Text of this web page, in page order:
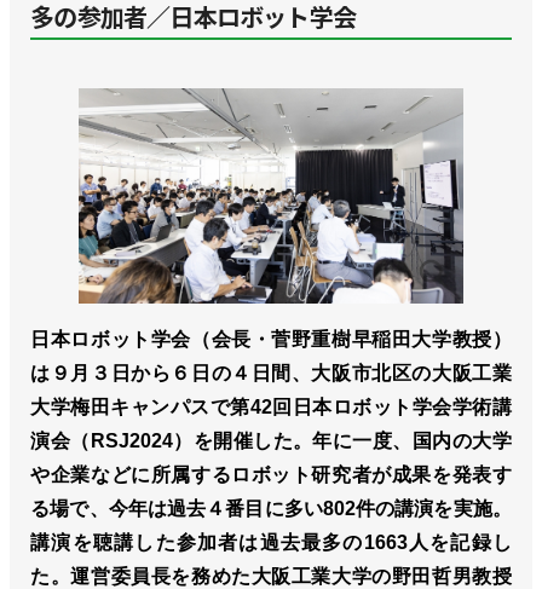
多の参加者／日本ロボット学会
日本ロボット学会（会長・菅野重樹早稲田大学教授）
は９月３日から６日の４日間、大阪市北区の大阪工業
大学梅田キャンパスで第42回日本ロボット学会学術講
演会（RSJ2024）を開催した。年に一度、国内の大学
や企業などに所属するロボット研究者が成果を発表す
る場で、今年は過去４番目に多い802件の講演を実施。
講演を聴講した参加者は過去最多の1663人を記録し
た。運営委員長を務めた大阪工業大学の野田哲男教授